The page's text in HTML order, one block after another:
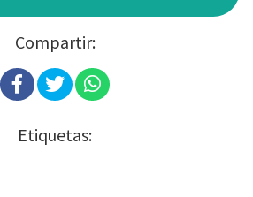
Compartir:
Etiquetas: